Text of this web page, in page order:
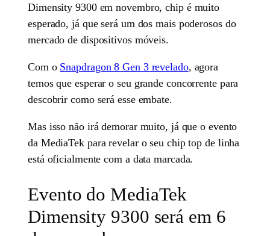
Dimensity 9300 em novembro, chip é muito
esperado, já que será um dos mais poderosos do
mercado de dispositivos móveis.
Com o Snapdragon 8 Gen 3 revelado, agora
temos que esperar o seu grande concorrente para
descobrir como será esse embate.
Mas isso não irá demorar muito, já que o evento
da MediaTek para revelar o seu chip top de linha
está oficialmente com a data marcada.
Evento do MediaTek
Dimensity 9300 será em 6